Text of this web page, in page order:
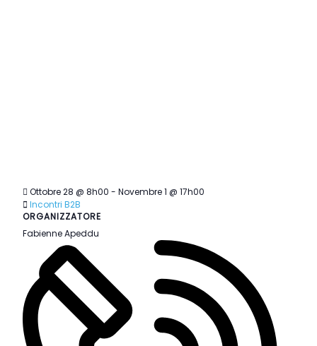
Ottobre 28 @ 8h00 - Novembre 1 @ 17h00
Incontri B2B
ORGANIZZATORE
Fabienne Apeddu